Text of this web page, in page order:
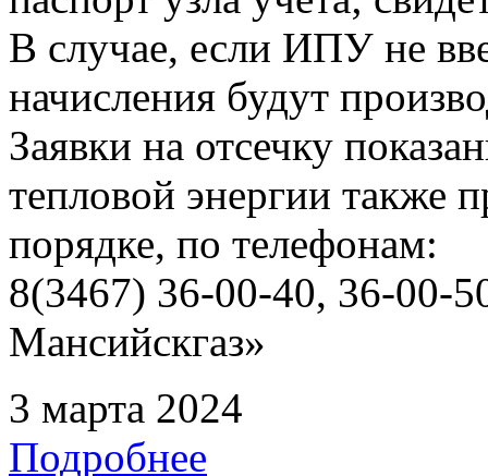
В случае, если ИПУ не
начисления будут
Заявки на отсечку
тепловой энергии также
порядке, по телефонам:
8(3467) 36-00-40, 36-
Мансийскгаз»
3 марта 2024
Подробнее